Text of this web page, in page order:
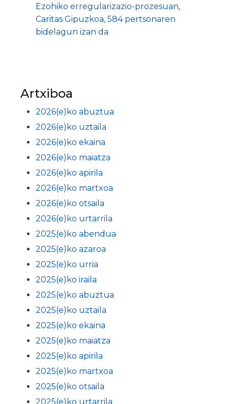
Ezohiko erregularizazio-prozesuan,
Caritas Gipuzkoa, 584 pertsonaren
bidelagun izan da
Artxiboa
2026(e)ko abuztua
2026(e)ko uztaila
2026(e)ko ekaina
2026(e)ko maiatza
2026(e)ko apirila
2026(e)ko martxoa
2026(e)ko otsaila
2026(e)ko urtarrila
2025(e)ko abendua
2025(e)ko azaroa
2025(e)ko urria
2025(e)ko iraila
2025(e)ko abuztua
2025(e)ko uztaila
2025(e)ko ekaina
2025(e)ko maiatza
2025(e)ko apirila
2025(e)ko martxoa
2025(e)ko otsaila
2025(e)ko urtarrila